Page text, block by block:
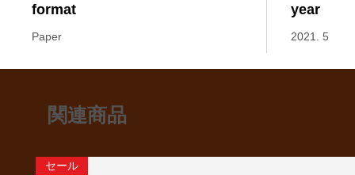
format
Paper
year
2021. 5
関連商品
セール